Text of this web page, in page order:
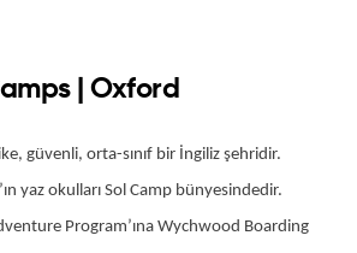
| Oxford
güvenli, orta-sınıf bir İngiliz şehridir.
yaz okulları Sol Camp bünyesindedir.
Program’ına Wychwood Boarding